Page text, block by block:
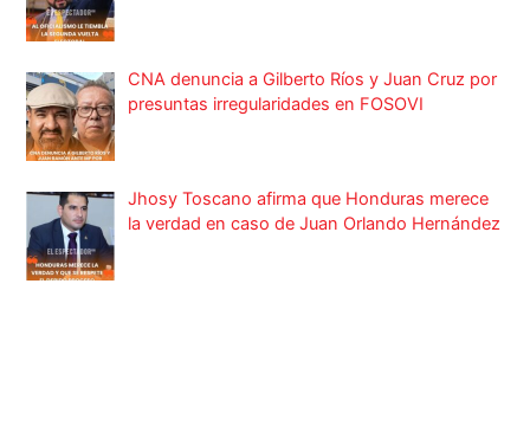
CNA denuncia a Gilberto Ríos y Juan Cruz por
presuntas irregularidades en FOSOVI
Jhosy Toscano afirma que Honduras merece
la verdad en caso de Juan Orlando Hernández